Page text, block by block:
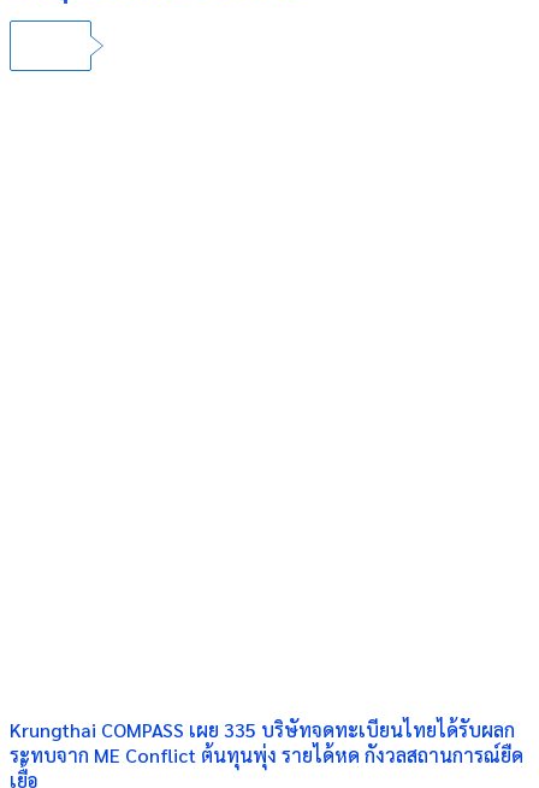
Krungthai COMPASS เผย 335 บริษัทจดทะเบียนไทยได้รับผลก
ระทบจาก ME Conflict ต้นทุนพุ่ง รายได้หด กังวลสถานการณ์ยืด
เยื้อ